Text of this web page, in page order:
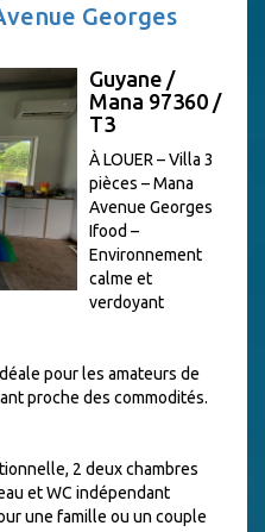
Georges
Guyane /
Mana 97360 /
T3
À LOUER – Villa 3
pièces – Mana
Avenue Georges
Ifood –
Environnement
calme et
verdoyant
pour les amateurs de
proche des commodités.
2 deux chambres
et WC indépendant
une famille ou un couple